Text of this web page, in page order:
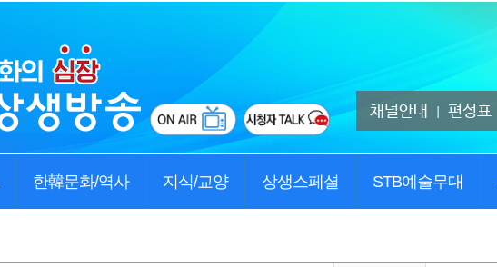
채널안내 편성표
한韓문화/역사 지식/교양 상생스페셜 STB예술무대